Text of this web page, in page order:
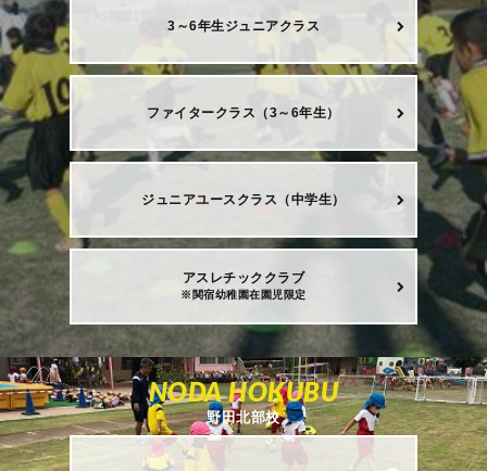
3～6年生ジュニアクラス
ファイタークラス（3～6年生）
ジュニアユースクラス（中学生）
アスレチッククラブ
※関宿幼稚園在園児限定
NODA HOKUBU
野田北部校